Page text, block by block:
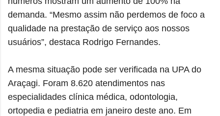
demanda. “Mesmo assim não perdemos de foco a
qualidade na prestação de serviço aos nossos
usuários”, destaca Rodrigo Fernandes.
A mesma situação pode ser verificada na UPA do
Araçagi. Foram 8.620 atendimentos nas
especialidades clínica médica, odontologia,
ortopedia e pediatria em janeiro deste ano. Em